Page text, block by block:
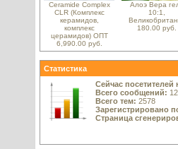
Ceramide Complex
CLR (Комплекс
керамидов,
комплекс
церамидов) ОПТ
6,990.00 руб.
Алоэ Вера
10:1,
180.00 руб.
Статистика
Сейчас
Всего сообщений:
Всего тем: 2578
Зарегистрировано
Страница